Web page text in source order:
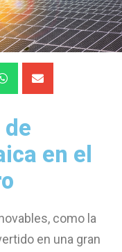
en el
como la
en una gran